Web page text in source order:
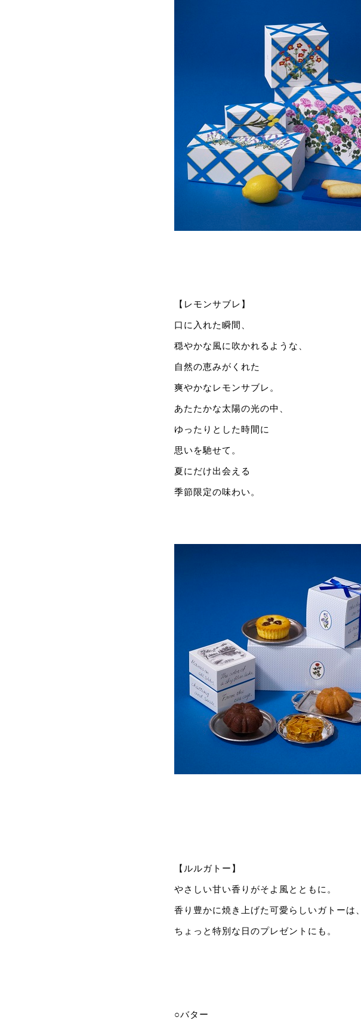
【レモンサブレ】
口に入れた瞬間、
穏やかな風に吹かれるような、
自然の恵みがくれた
爽やかなレモンサブレ。
あたたかな太陽の光の中、
ゆったりとした時間に
思いを馳せて。
夏にだけ出会える
季節限定の味わい。
【ルルガトー】
やさしい甘い香りがそよ風とともに。
香り豊かに焼き上げた可愛らしいガトーは、
ちょっと特別な日のプレゼントにも。
○バター